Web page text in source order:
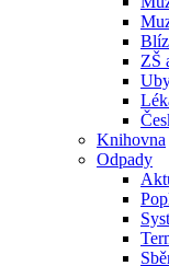
ZŠ
Knihovna
Odpady